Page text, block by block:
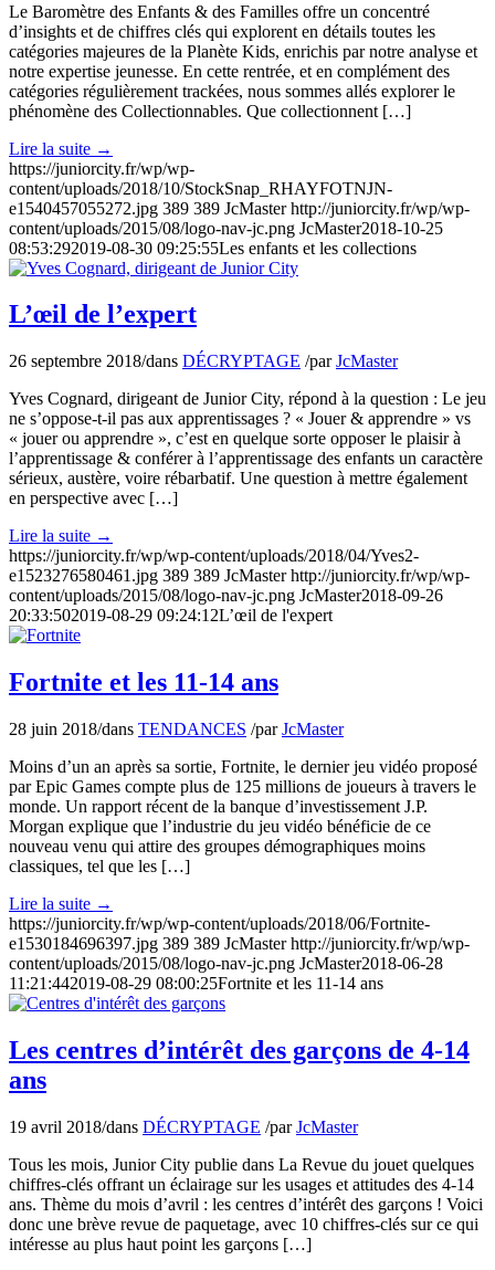
Le Baromètre des Enfants & des Familles offre un concentré
d’insights et de chiffres clés qui explorent en détails toutes les
catégories majeures de la Planète Kids, enrichis par notre analyse et
notre expertise jeunesse. En cette rentrée, et en complément des
catégories régulièrement trackées, nous sommes allés explorer le
phénomène des Collectionnables. Que collectionnent […]
Lire la suite →
https://juniorcity.fr/wp/wp-
content/uploads/2018/10/StockSnap_RHAYFOTNJN-
e1540457055272.jpg 389 389 JcMaster http://juniorcity.fr/wp/wp-
content/uploads/2015/08/logo-nav-jc.png JcMaster2018-10-25
08:53:292019-08-30 09:25:55Les enfants et les collections
L’œil de l’expert
26 septembre 2018/dans DÉCRYPTAGE /parJcMaster
Yves Cognard, dirigeant de Junior City, répond à la question : Le jeu
ne s’oppose-t-il pas aux apprentissages ? « Jouer & apprendre » vs
« jouer ou apprendre », c’est en quelque sorte opposer le plaisir à
l’apprentissage & conférer à l’apprentissage des enfants un caractère
sérieux, austère, voire rébarbatif. Une question à mettre également
en perspective avec […]
Lire la suite →
https://juniorcity.fr/wp/wp-content/uploads/2018/04/Yves2-
e1523276580461.jpg 389 389 JcMaster http://juniorcity.fr/wp/wp-
content/uploads/2015/08/logo-nav-jc.png JcMaster2018-09-26
20:33:502019-08-29 09:24:12L’œil de l'expert
Fortnite et les 11-14 ans
28 juin 2018/dans TENDANCES /parJcMaster
Moins d’un an après sa sortie, Fortnite, le dernier jeu vidéo proposé
par Epic Games compte plus de 125 millions de joueurs à travers le
monde. Un rapport récent de la banque d’investissement J.P.
Morgan explique que l’industrie du jeu vidéo bénéficie de ce
nouveau venu qui attire des groupes démographiques moins
classiques, tel que les […]
Lire la suite →
https://juniorcity.fr/wp/wp-content/uploads/2018/06/Fortnite-
e1530184696397.jpg 389 389 JcMaster http://juniorcity.fr/wp/wp-
content/uploads/2015/08/logo-nav-jc.png JcMaster2018-06-28
11:21:442019-08-29 08:00:25Fortnite et les 11-14 ans
Les centres d’intérêt des garçons de 4-14
ans
19 avril 2018/dans DÉCRYPTAGE /parJcMaster
Tous les mois, Junior City publie dans La Revue du jouet quelques
chiffres-clés offrant un éclairage sur les usages et attitudes des 4-14
ans. Thème du mois d’avril : les centres d’intérêt des garçons ! Voici
donc une brève revue de paquetage, avec 10 chiffres-clés sur ce qui
intéresse au plus haut point les garçons […]